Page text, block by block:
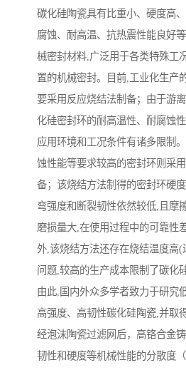
碳化硅陶瓷具有比重小、硬度高
腐蚀、耐高温、抗热震性能良好
械密封材料,广泛用于各类特殊工
置的机械密封。目前,工业化生产
要采用反应烧结法制备；由于游
化硅密封环的耐高温性、耐腐蚀
应用环境和工况条件有诸多限制
蚀性能等要求较高的密封环则采
备；该烧结方法制得的密封环硬
弯强度和断裂韧性依然较低,且摩
磨损量大,在使用过程中的可靠性
外,该烧结方法还存在烧结温度高
问题,较高的生产成本限制了碳化
由此,国内外众多学者致力于研究
高强度、高韧性碳化硅陶瓷,并取
经泡沫陶瓷过滤网后，高铬合金
韧性和硬度等机械性能的分散度